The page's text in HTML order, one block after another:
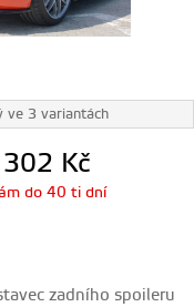
ve 3 variantách
Kč
do 40 ti dní
zadního spoileru